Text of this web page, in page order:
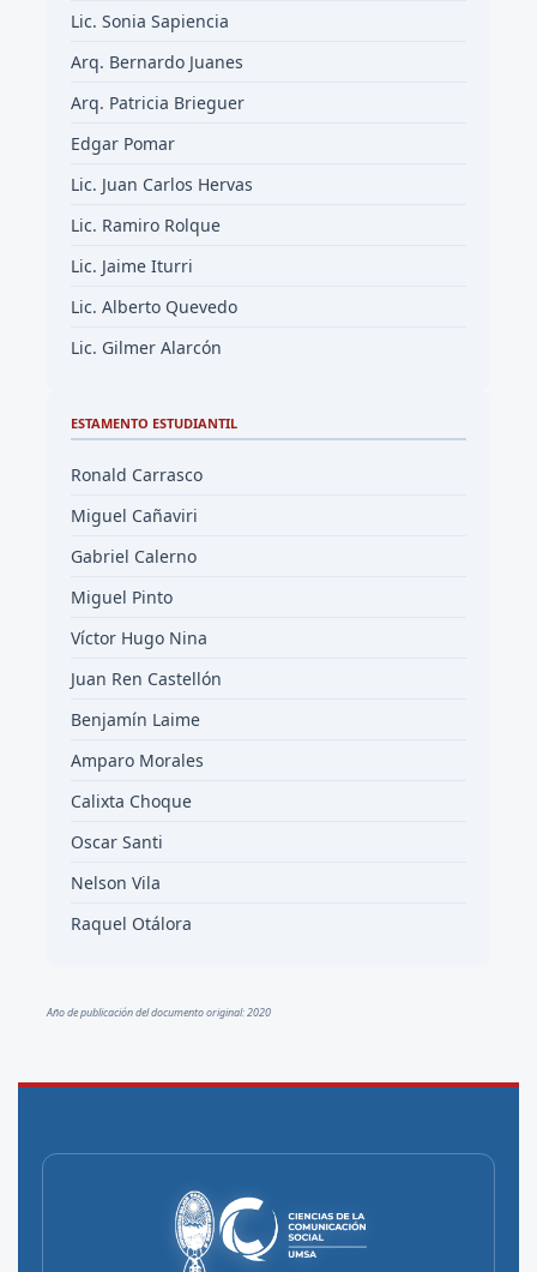
Lic. Sonia Sapiencia
Arq. Bernardo Juanes
Arq. Patricia Brieguer
Edgar Pomar
Lic. Juan Carlos Hervas
Lic. Ramiro Rolque
Lic. Jaime Iturri
Lic. Alberto Quevedo
Lic. Gilmer Alarcón
ESTAMENTO ESTUDIANTIL
Ronald Carrasco
Miguel Cañaviri
Gabriel Calerno
Miguel Pinto
Víctor Hugo Nina
Juan Ren Castellón
Benjamín Laime
Amparo Morales
Calixta Choque
Oscar Santi
Nelson Vila
Raquel Otálora
Año de publicación del documento original: 2020